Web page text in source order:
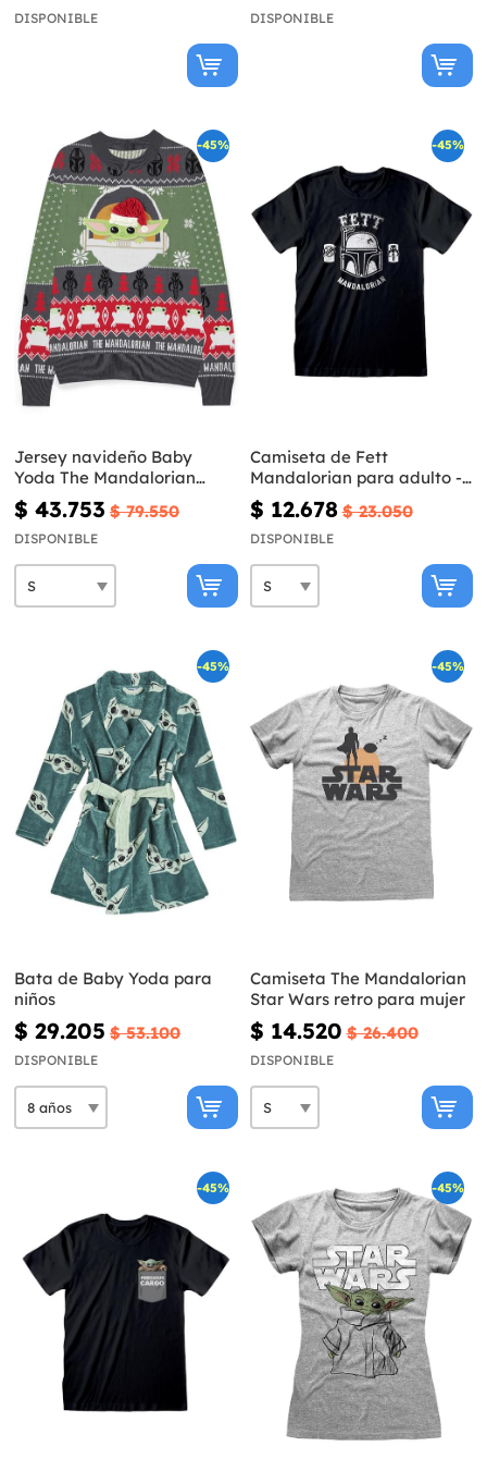
DISPONIBLE DISPONIBLE
-45%
Jersey navideño Baby
Yoda The Mandalorian
para hombre - Star Wars
$ 43.753 $ 79.550
DISPONIBLE
-45%
Camiseta de Fett
Mandalorian para adulto -
Star Wars
$ 12.678 $ 23.050
DISPONIBLE
-45%
Bata de Baby Yoda para
niños
$ 29.205 $ 53.100
DISPONIBLE
-45%
Camiseta The Mandalorian
Star Wars retro para mujer
$ 14.520 $ 26.400
DISPONIBLE
-45% -45%